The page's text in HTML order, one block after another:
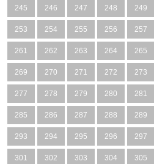
245 246 247 248 249
253 254 255 256 257
261 262 263 264 265
269 270 271 272 273
277 278 279 280 281
285 286 287 288 289
293 294 295 296 297
301 302 303 304 305